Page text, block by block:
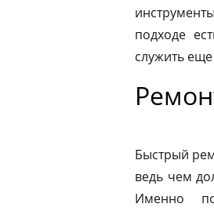
подходе
служить
Быстрый
ведь чем
Именно